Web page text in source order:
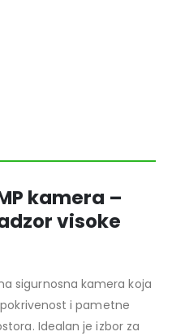
kamera –
visoke
sigurnosna kamera koja
i pametne
Idealan je izbor za